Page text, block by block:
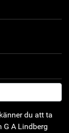
du att ta
A Lindberg